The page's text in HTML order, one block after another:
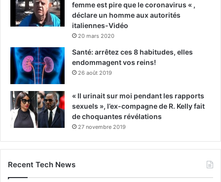
femme est pire que le coronavirus « ,
déclare un homme aux autorités
italiennes-Vidéo
20 mars 2020
Santé: arrêtez ces 8 habitudes, elles
endommagent vos reins!
26 août 2019
« Il urinait sur moi pendant les rapports
sexuels », l’ex-compagne de R. Kelly fait
de choquantes révélations
27 novembre 2019
Recent Tech News